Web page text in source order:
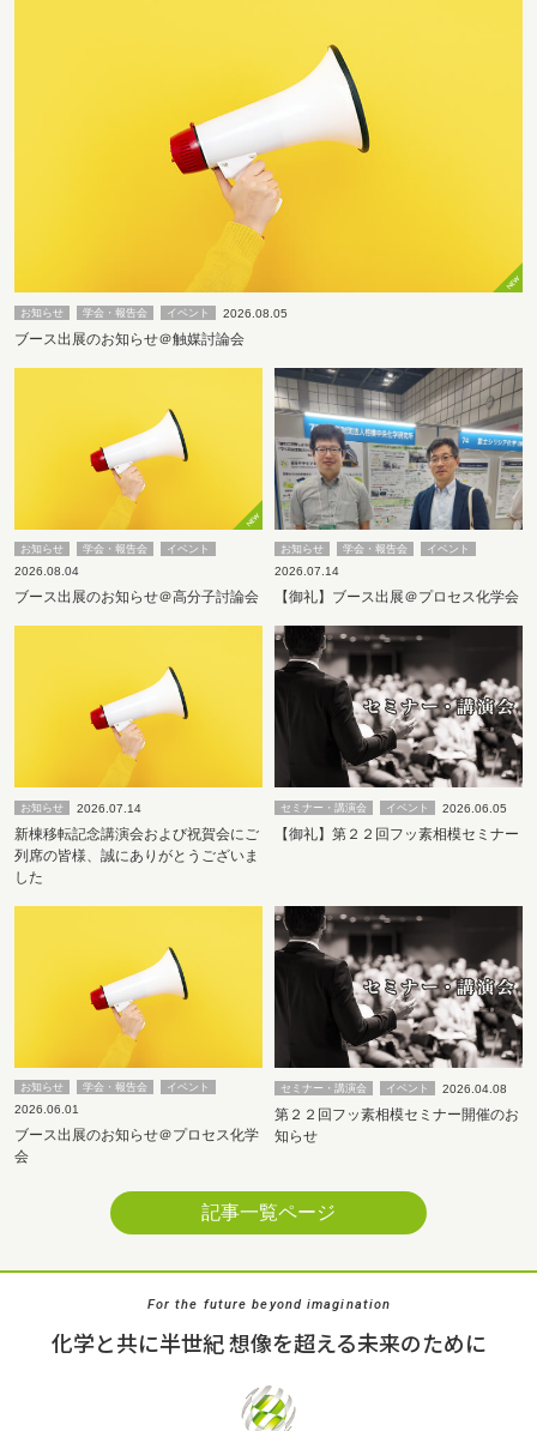
お知らせ 学会・報告会 イベント 2026.08.05
ブース出展のお知らせ＠触媒討論会
お知らせ 学会・報告会 イベント
2026.08.04
ブース出展のお知らせ＠高分子討論会
お知らせ 学会・報告会 イベント
2026.07.14
【御礼】ブース出展＠プロセス化学会
お知らせ 2026.07.14
新棟移転記念講演会および祝賀会にご
列席の皆様、誠にありがとうございま
した
セミナー・講演会 イベント 2026.06.05
【御礼】第２２回フッ素相模セミナー
お知らせ 学会・報告会 イベント
2026.06.01
ブース出展のお知らせ＠プロセス化学
会
セミナー・講演会 イベント 2026.04.08
第２２回フッ素相模セミナー開催のお
知らせ
記事一覧ページ
For the future beyond imagination
化学と共に半世紀 想像を超える未来のために